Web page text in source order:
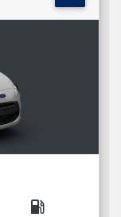
local_gas_station